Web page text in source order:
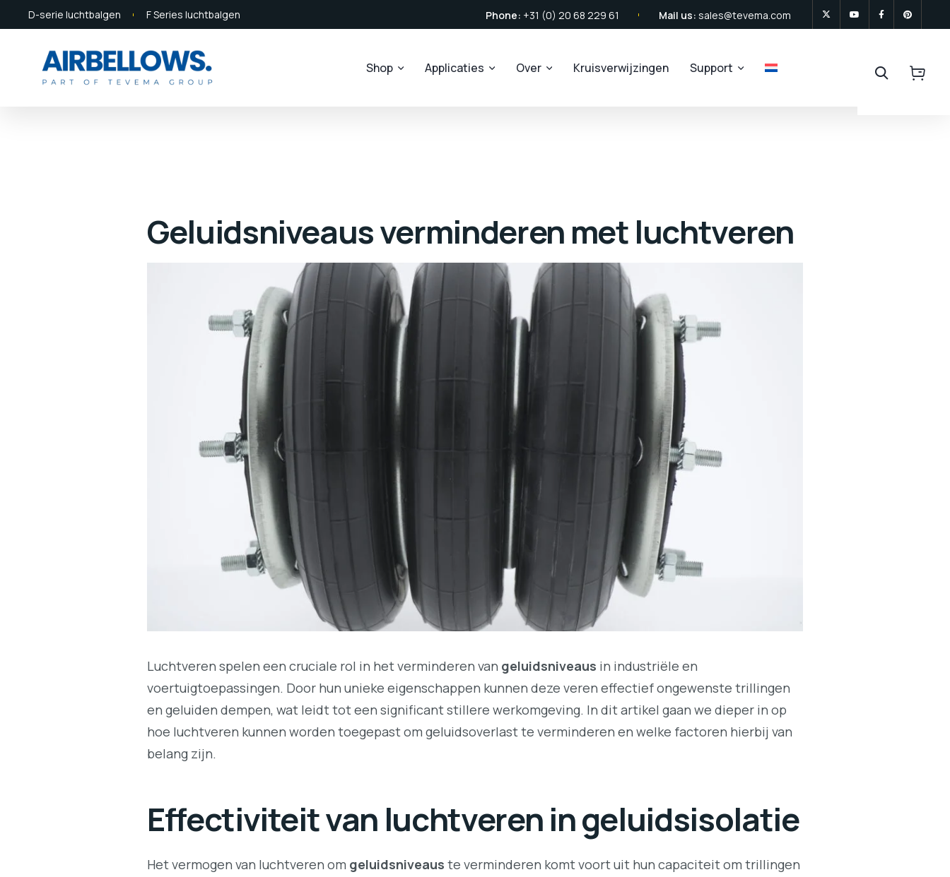
D-serie luchtbalgen F Series luchtbalgen Phone: +31 (0) 20 68 229 61 Mail us: sales@tevema.com
Shop Applicaties Over Kruisverwijzingen Support
Geluidsniveaus verminderen met luchtveren
Luchtveren spelen een cruciale rol in het verminderen van geluidsniveaus in industriële en
voertuigtoepassingen. Door hun unieke eigenschappen kunnen deze veren effectief ongewenste trillingen
en geluiden dempen, wat leidt tot een significant stillere werkomgeving. In dit artikel gaan we dieper in op
hoe luchtveren kunnen worden toegepast om geluidsoverlast te verminderen en welke factoren hierbij van
belang zijn.
Effectiviteit van luchtveren in geluidsisolatie
Het vermogen van luchtveren om geluidsniveaus te verminderen komt voort uit hun capaciteit om trillingen